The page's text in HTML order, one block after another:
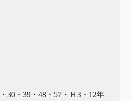
30・39・48・57・Ｈ3・12年